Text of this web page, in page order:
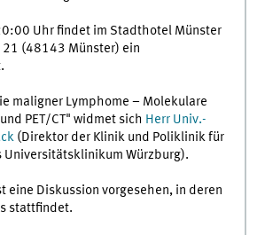
Uhr findet im Stadthotel Münster
(48143 Münster) ein
maligner Lymphome – Molekulare
PET/CT" widmet sich Herr Univ.-
(Direktor der Klinik und Poliklinik für
Universitätsklinikum Würzburg).
eine Diskussion vorgesehen, in deren
stattfindet.